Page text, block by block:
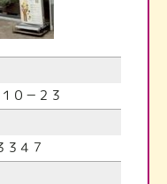
０－２３
３４７